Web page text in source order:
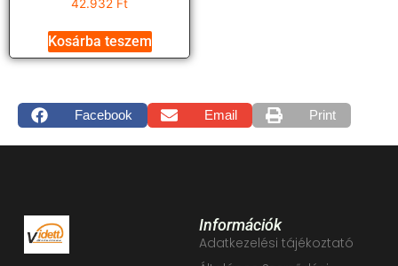
42.932 Ft
Kosárba teszem
Facebook Email Print
Információk
Adatkezelési tájékoztató